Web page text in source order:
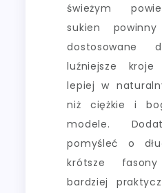
świeżym
sukien
dostosowane
luźniejsze
lepiej w
niż ciężkie i
modele.
pomyśleć o
krótsze
bardziej